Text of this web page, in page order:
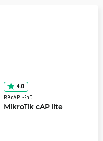
4.0
RBcAPL-2nD
MikroTik cAP lite